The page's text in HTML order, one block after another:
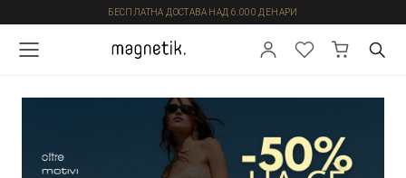
БЕСПЛАТНА ДОСТАВА НАД 6.000 ДЕНАРИ